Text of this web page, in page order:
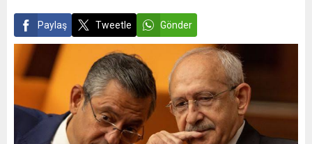
Paylaş Tweetle Gönder